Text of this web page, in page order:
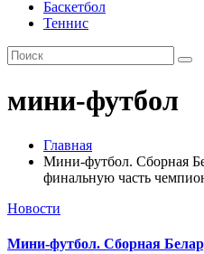
Баскетбол
Теннис
мини-футбол
Главная
Мини-футбол. Сборная
финальную часть
Новости
Мини-футбол. Сборная